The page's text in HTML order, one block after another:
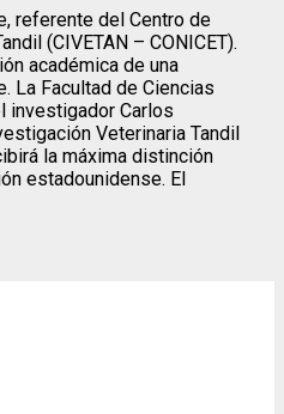
referente del Centro de
(CIVETAN – CONICET).
académica de una
La Facultad de Ciencias
investigador Carlos
Veterinaria Tandil
la máxima distinción
estadounidense. El